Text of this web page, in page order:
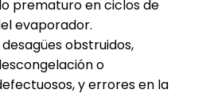
prematuro en ciclos de
evaporador.
obstruidos,
o
y errores en la